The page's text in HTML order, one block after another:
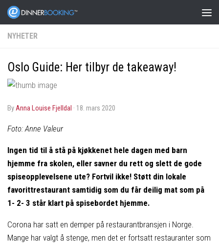
NYHETER
Oslo Guide: Her tilbyr de takeaway!
byAnna Louise Fjelldal · 18. mars 2020
Foto: Anne Valeur
Ingen tid til å stå på kjøkkenet hele dagen med barn
hjemme fra skolen, eller savner du rett og slett de gode
spiseopplevelsene ute? Fortvil ikke! Støtt din lokale
favorittrestaurant samtidig som du får deilig mat som på
1- 2- 3 står klart på spisebordet hjemme.
Corona har satt en demper på restaurantbransjen i Norge.
Mange har valgt å stenge, men det er fortsatt restauranter som